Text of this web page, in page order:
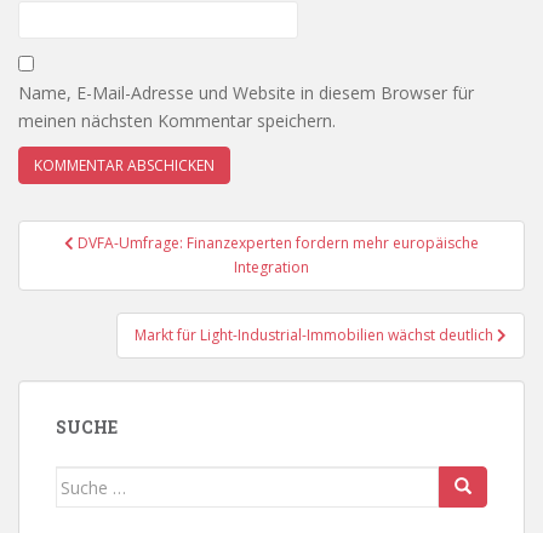
Name, E-Mail-Adresse und Website in diesem Browser für
meinen nächsten Kommentar speichern.
Beitragsnavigation
DVFA-Umfrage: Finanzexperten fordern mehr europäische
Integration
Markt für Light-Industrial-Immobilien wächst deutlich
SUCHE
Suche